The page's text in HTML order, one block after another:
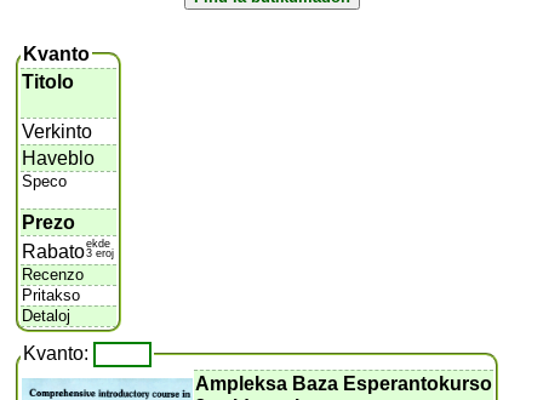
Kvanto
Titolo
Verkinto
Haveblo
Speco
Prezo
Rabatoekde
3 eroj
Recenzo
Pritakso
Detaloj
Kvanto:
Ampleksa Baza Esperantokurso